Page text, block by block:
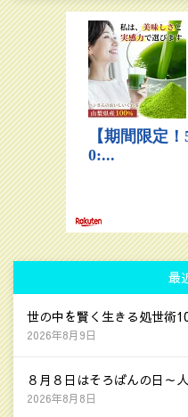
最
世の中を賢く生きる処世術
2026年8月9日
８月８日はそろばんの日～
2026年8月8日